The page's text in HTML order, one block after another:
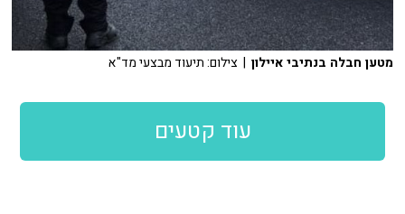
מטען חבלה בנתיבי איילון | צילום: תיעוד מבצעי מד"א
עוד קטעים